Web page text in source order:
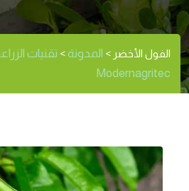
الفول الأخضر > المدونة> تقنيات
Modernagritec